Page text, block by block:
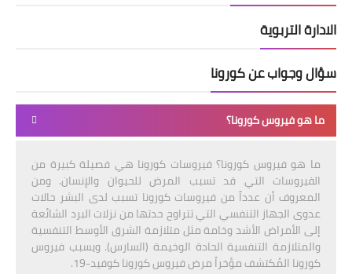
الادارة التربوية
سؤال وجواب عن كورونا
ما هو فيروس كورونا؟
ما هو فيروس كورونا؟ فيروسات كورونا هي فصيلة كبيرة من
الفيروسات التي قد تسبب المرض للحيوان والإنسان. ومن
المعروف أن عدداً من فيروسات كورونا تسبب لدى البشر حالات
عدوى الجهاز التنفسي التي تتراوح حدتها من نزلات البرد الشائعة
إلى الأمراض الأشد وخامة مثل متلازمة الشرق الأوسط التنفسية
والمتلازمة التنفسية الحادة الوخيمة (السارس). ويسبب فيروس
كورونا المُكتشف مؤخراً مرض فيروس كورونا كوفيد-19.